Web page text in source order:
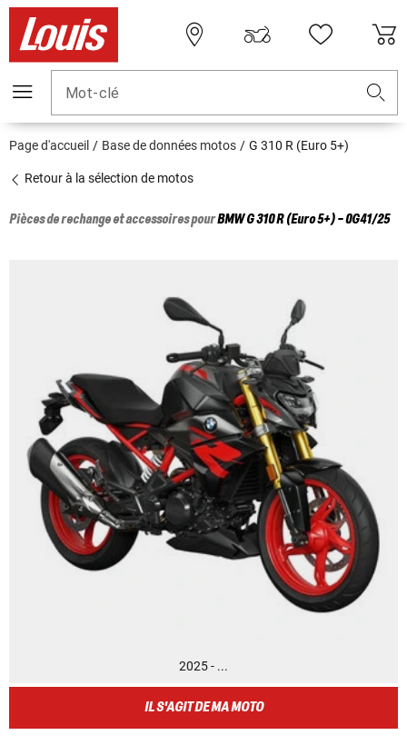
Mot-clé
Page d'accueil Base de données motos G 310 R (Euro 5+)
Retour à la sélection de motos
Pièces de rechange et accessoires pourBMWG 310 R (Euro 5+) - 0G41/25
2025 - ...
IL S'AGIT DE MA MOTO